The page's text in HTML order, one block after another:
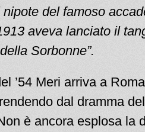
del famoso
aveva lanciato il
Sorbonne”.
’54 Meri arriva a
dal dramma
è ancora esplosa la